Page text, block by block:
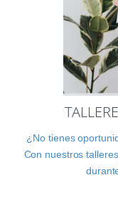
¿No tienes
Con nuestros